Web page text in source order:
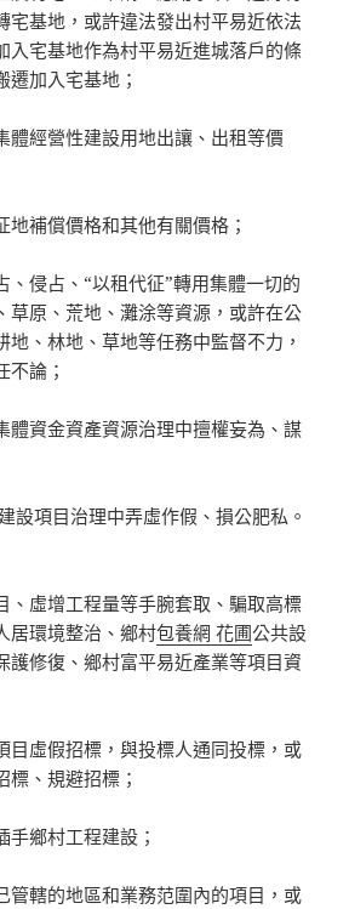
宅基地，或許違法發出村平易近依法
入宅基地作為村平易近進城落戶的條
遷加入宅基地；
體經營性建設用地出讓、出租等價
地補償價格和其他有關價格；
、侵占、“以租代征”轉用集體一切的
草原、荒地、灘涂等資源，或許在公
地、林地、草地等任務中監督不力，
不論；
體資金資產資源治理中擅權妄為、謀
設項目治理中弄虛作假、損公肥私。
、虛增工程量等手腕套取、騙取高標
居環境整治、鄉村包養網 花圃公共設
護修復、鄉村富平易近產業等項目資
目虛假招標，與投標人通同投標，或
標、規避招標；
手鄉村工程建設；
管轄的地區和業務范圍內的項目，或